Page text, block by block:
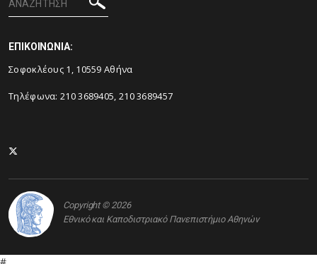
ΕΠΙΚΟΙΝΩΝΙΑ:
Σοφοκλέους 1, 10559 Αθήνα
Τηλέφωνα: 210 3689405, 210 3689457
Copyright © 2026
Εθνικό και Καποδιστριακό Πανεπιστήμιο Αθηνών